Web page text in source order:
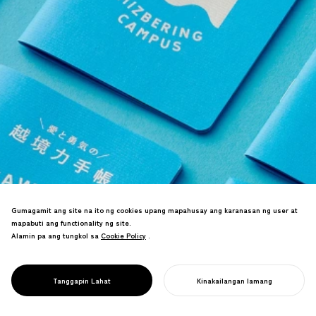
PROJECT
MIZBERING
proyektong pakikipagtulungan ng publiko
online school para sa cross-boundary
public leadership.
SIMULAN ANG INYONG PROYEKTO
Gumagamit ang site na ito ng cookies upang mapahusay ang karanasan ng user at
mapabuti ang functionality ng site.
Alamin pa ang tungkol sa Cookie Policy
Cookie Policy .
Tanggapin Lahat Kinakailangan lamang